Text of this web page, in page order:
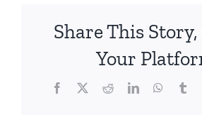
Con
Groceries
Share This Story,
Your
Facebook
X RedditLinkedIn